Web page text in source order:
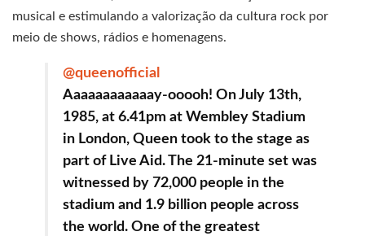
musical e estimulando a valorização da cultura rock por
meio de shows, rádios e homenagens.
@queenofficial
Aaaaaaaaaaaay-ooooh! On July 13th,
1985, at 6.41pm at Wembley Stadium
in London, Queen took to the stage as
part of Live Aid. The 21-minute set was
witnessed by 72,000 people in the
stadium and 1.9 billion people across
the world. One of the greatest